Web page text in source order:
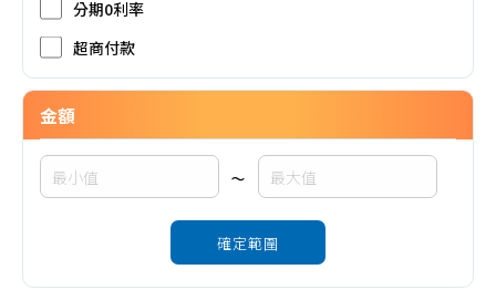
分期0利率
超商付款
金額
~
確定範圍